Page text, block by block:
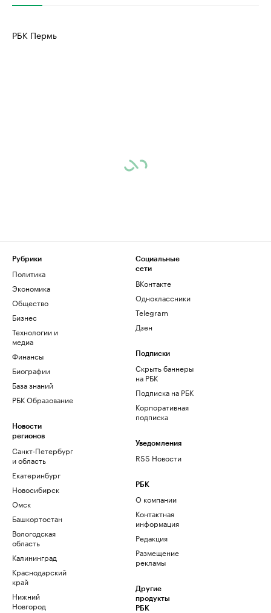
РБК Пермь
Рубрики
Политика
Экономика
Общество
Бизнес
Технологии и
медиа
Финансы
Биографии
База знаний
РБК Образование
Новости
регионов
Санкт-Петербург
и область
Екатеринбург
Новосибирск
Омск
Башкортостан
Вологодская
область
Калининград
Краснодарский
край
Нижний
Новгород
Социальные
сети
ВКонтакте
Одноклассники
Telegram
Дзен
Подписки
Скрыть баннеры
на РБК
Подписка на РБК
Корпоративная
подписка
Уведомления
RSS Новости
РБК
О компании
Контактная
информация
Редакция
Размещение
рекламы
Другие
продукты
РБК